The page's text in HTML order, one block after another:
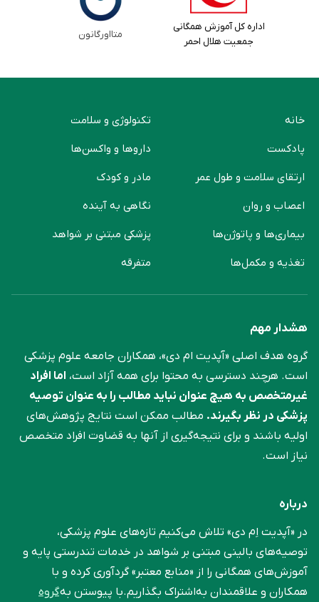
اداره کل آموزش همگانی
جمعیت هلال احمر
متااورگانون
خانه
پادکست
ارتقای سلامت و طول عمر
اعصاب و روان
بیماری‌ها و پاتوژن‌ها
تغذیه و مکمل‌ها
تکنولوژی و سلامت
دارو‌ها و واکسن‌ها
مادر و کودک
نگاهی به آینده
پزشکی مبتنی بر شواهد
متفرقه
هشدار مهم
گروه هدف اصلی «آپدیت ام دی»، همکاران جامعه علوم ‌پزشکی
است. هرچند دسترسی به محتوا برای همه آزاد است، اما افراد
غیرمتخصص به هیچ عنوان نباید مطالب را به عنوان توصیه
پزشکی در نظر بگیرند. مطالب ممکن است نتایج پژوهش‌های
اولیه باشند و برای نتیجه‌گیری از آنها به قضاوت افراد متخصص
نیاز است.
درباره
در «آپدیت اِم دی» تلاش می‌کنیم تازه‌های علوم پزشکی،
توصیه‌های بالینی مبتنی بر شواهد در خدمات تندرستی پایه و
آموزش‌های همگانی را از «منابع معتبر» گردآوری کرده و با
همکاران و علاقمندان به‌اشتراک بگذاریم.با پیوستن بهگروه